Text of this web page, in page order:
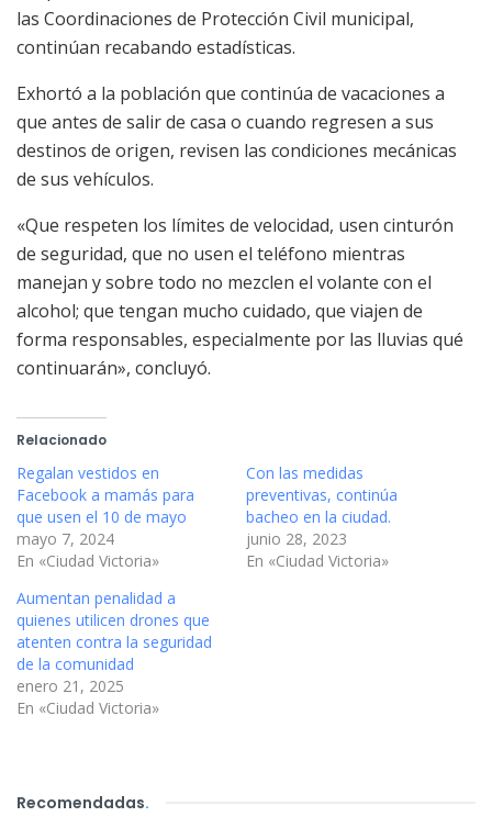
las Coordinaciones de Protección Civil municipal,
continúan recabando estadísticas.
Exhortó a la población que continúa de vacaciones a
que antes de salir de casa o cuando regresen a sus
destinos de origen, revisen las condiciones mecánicas
de sus vehículos.
«Que respeten los límites de velocidad, usen cinturón
de seguridad, que no usen el teléfono mientras
manejan y sobre todo no mezclen el volante con el
alcohol; que tengan mucho cuidado, que viajen de
forma responsables, especialmente por las lluvias qué
continuarán», concluyó.
Relacionado
Regalan vestidos en
Facebook a mamás para
que usen el 10 de mayo
mayo 7, 2024
En «Ciudad Victoria»
Con las medidas
preventivas, continúa
bacheo en la ciudad.
junio 28, 2023
En «Ciudad Victoria»
Aumentan penalidad a
quienes utilicen drones que
atenten contra la seguridad
de la comunidad
enero 21, 2025
En «Ciudad Victoria»
Recomendadas.